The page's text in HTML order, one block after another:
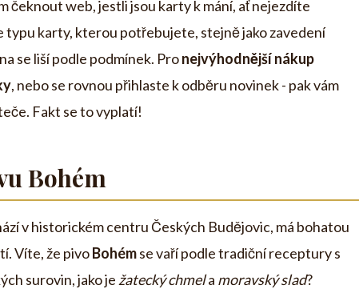
čeknout web, jestli jsou karty k mání, ať nejezdíte
typu karty, kterou potřebujete, stejně jako zavedení
se liší podle podmínek. Pronejvýhodnější nákup
, nebo se rovnou přihlaste k odběru novinek - pak vám
Fakt se to vyplatí!
Bohém
v historickém centru Českých Budějovic, má bohatou
Víte, že pivoBohémse vaří podle tradiční receptury s
surovin, jako je žatecký chmela moravský slad?